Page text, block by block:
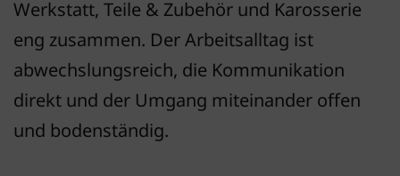
Werkstatt, Teile & Zubehör und Karosserie
eng zusammen. Der Arbeitsalltag ist
abwechslungsreich, die Kommunikation
direkt und der Umgang miteinander offen
und bodenständig.